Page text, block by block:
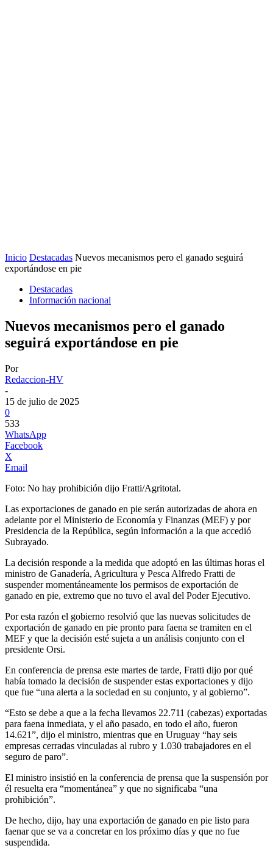
Inicio Destacadas Nuevos mecanismos pero el ganado seguirá
exportándose en pie
Destacadas
Información nacional
Nuevos mecanismos pero el ganado
seguirá exportándose en pie
Por
Redaccion-HV
-
15 de julio de 2025
0
533
WhatsApp
Facebook
X
Email
Foto: No hay prohibición dijo Fratti/Agritotal.
Las exportaciones de ganado en pie serán autorizadas de ahora en
adelante por el Ministerio de Economía y Finanzas (MEF) y por
Presidencia de la República, según información a la que accedió
Subrayado.
La decisión responde a la medida que adoptó en las últimas horas el
ministro de Ganadería, Agricultura y Pesca Alfredo Fratti de
suspender momentáneamente los permisos de exportación de
ganado en pie, extremo que no tuvo el aval del Poder Ejecutivo.
Por esta razón el gobierno resolvió que las nuevas solicitudes de
exportación de ganado en pie pronto para faena se tramiten en el
MEF y que la decisión esté sujeta a un análisis conjunto con el
presidente Orsi.
En conferencia de prensa este martes de tarde, Fratti dijo por qué
había tomado la decisión de suspender estas exportaciones y dijo
que fue “una alerta a la sociedad en su conjunto, y al gobierno”.
“Esto se debe a que a la fecha llevamos 22.711 (cabezas) exportadas
para faena inmediata, y el año pasado, en todo el año, fueron
14.621”, dijo el ministro, mientras que en Uruguay “hay seis
empresas cerradas vinculadas al rubro y 1.030 trabajadores en el
seguro de paro”.
El ministro insistió en la conferencia de prensa que la suspensión por
él resuelta era “momentánea” y que no significaba “una
prohibición”.
De hecho, dijo, hay una exportación de ganado en pie listo para
faenar que se va a concretar en los próximo días y que no fue
suspendida.